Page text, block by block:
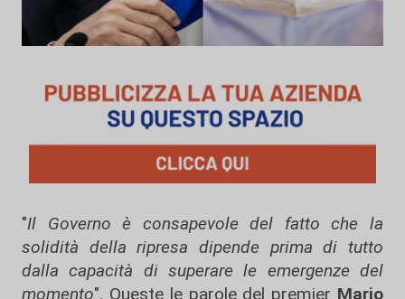
"Il Governo è consapevole del fatto che la
solidità della ripresa dipende prima di tutto
dalla capacità di superare le emergenze del
momento". Queste le parole del premier Mario